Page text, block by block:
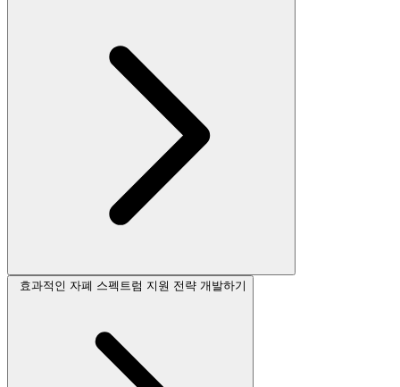
효과적인 자폐 스펙트럼 지원 전략 개발하기